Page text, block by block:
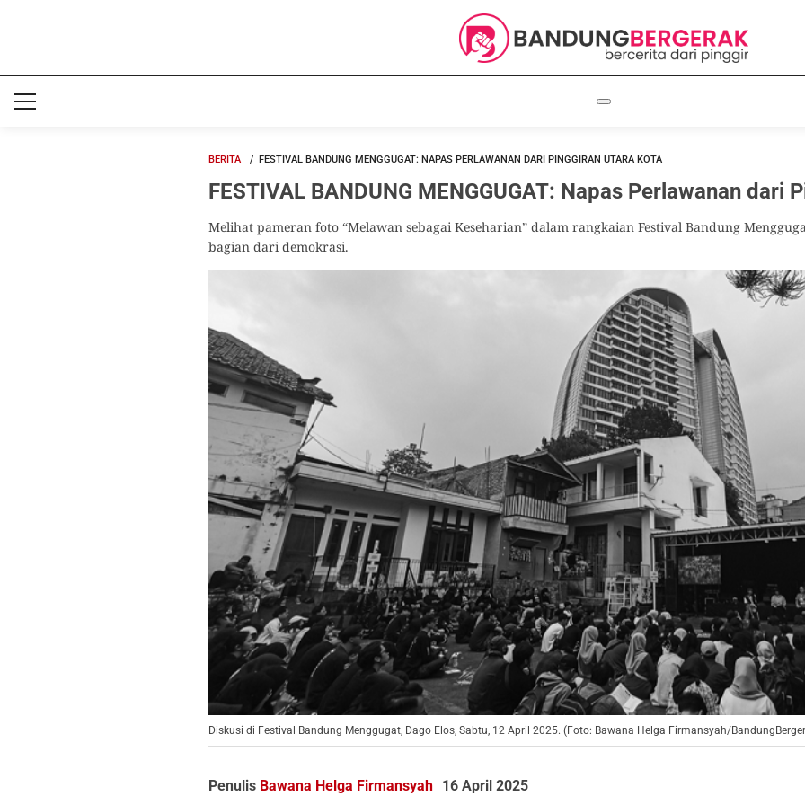
BERITA FESTIVAL BANDUNG MENGGUGAT: NAPAS PERLAWANAN DARI PINGGIRAN UTARA KOTA
FESTIVAL BANDUNG MENGGUGAT: Napas Perlawanan dari
Melihat pameran foto “Melawan sebagai Keseharian” dalam rangkaian Festival Bandung
bagian dari demokrasi.
Diskusi di Festival Bandung Menggugat, Dago Elos, Sabtu, 12 April 2025. (Foto: Bawana Helga Firmansyah/
Penulis Bawana Helga Firmansyah 16 April 2025